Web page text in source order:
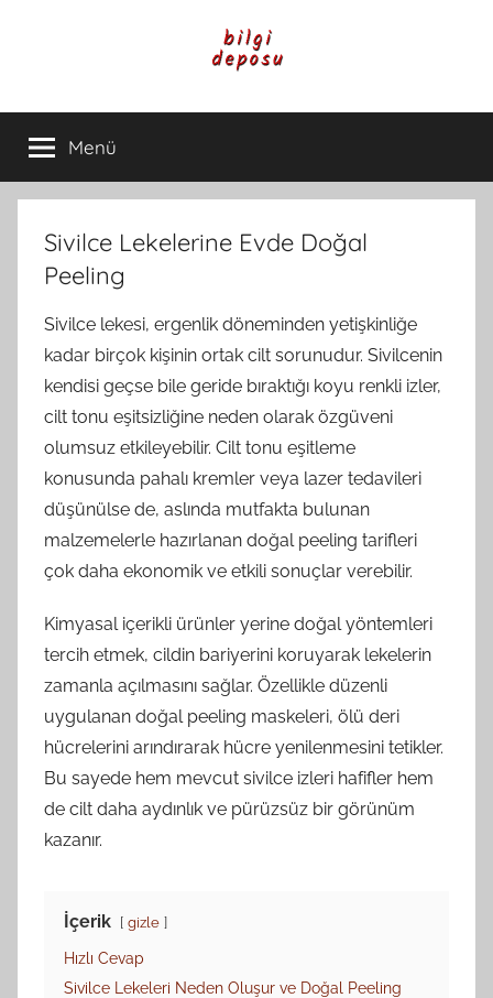
Bilgi
Deposu
Günlük
Yaşam
ve
Rehber
İçerikleri
Menü
Sivilce Lekelerine Evde Doğal
Peeling
Sivilce lekesi, ergenlik döneminden yetişkinliğe
kadar birçok kişinin ortak cilt sorunudur. Sivilcenin
kendisi geçse bile geride bıraktığı koyu renkli izler,
cilt tonu eşitsizliğine neden olarak özgüveni
olumsuz etkileyebilir. Cilt tonu eşitleme
konusunda pahalı kremler veya lazer tedavileri
düşünülse de, aslında mutfakta bulunan
malzemelerle hazırlanan doğal peeling tarifleri
çok daha ekonomik ve etkili sonuçlar verebilir.
Kimyasal içerikli ürünler yerine doğal yöntemleri
tercih etmek, cildin bariyerini koruyarak lekelerin
zamanla açılmasını sağlar. Özellikle düzenli
uygulanan doğal peeling maskeleri, ölü deri
hücrelerini arındırarak hücre yenilenmesini tetikler.
Bu sayede hem mevcut sivilce izleri hafifler hem
de cilt daha aydınlık ve pürüzsüz bir görünüm
kazanır.
İçerik gizle
Hızlı Cevap
Sivilce Lekeleri Neden Oluşur ve Doğal Peeling